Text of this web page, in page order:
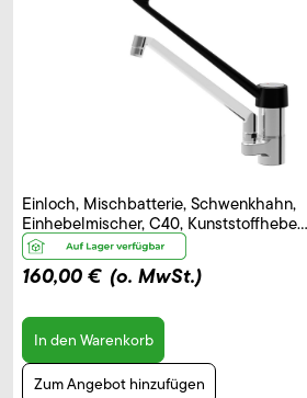
Einloch, Mischbatterie, Schwenkhahn,
Einhebelmischer, C40, Kunststoffhebel
– B 250 mm
160,00 € (o. MwSt.)
In den Warenkorb
Zum Angebot hinzufügen